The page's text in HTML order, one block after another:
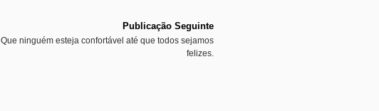
Publicação Seguinte
Que ninguém esteja confortável até que todos sejamos
felizes.